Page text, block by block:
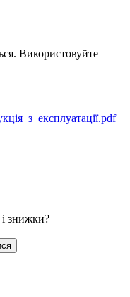
Використовуйте
і знижки?